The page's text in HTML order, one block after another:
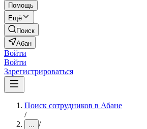
Помощь
Ещё
Поиск
Абан
Войти
Войти
Зарегистрироваться
Поиск сотрудников в Абане
/
... /